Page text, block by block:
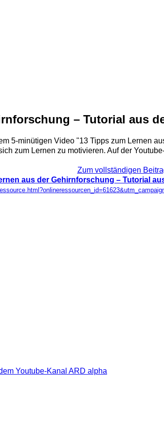
– Tutorial aus
5-minütigen Video "13 Tipps zum Lernen
zum Lernen zu motivieren. Auf der
Zum vollständigen
aus der Gehirnforschung – Tutorial
Youtube-Kanal ARD alpha